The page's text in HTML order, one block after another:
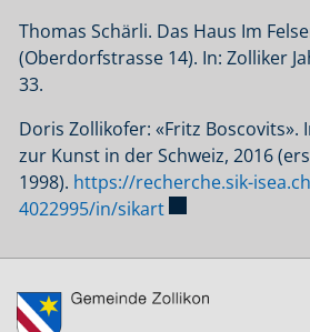
Thomas Schärli. Das Haus Im
(Oberdorfstrasse 14). In: Zolliker
33.
Doris Zollikofer: «Fritz Boscovits».
zur Kunst in der Schweiz, 2016
1998). https://recherche.sik-
4022995/in/sikartExterner Link